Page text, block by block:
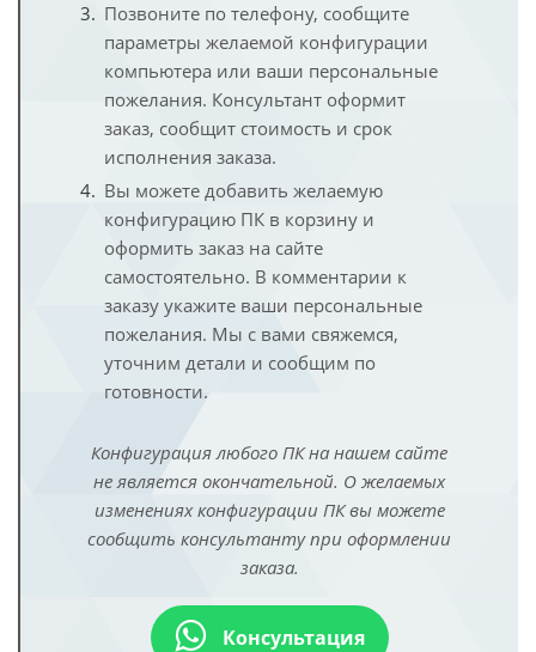
Позвоните по телефону, сообщите
параметры желаемой конфигурации
компьютера или ваши персональные
пожелания. Консультант оформит
заказ, сообщит стоимость и срок
исполнения заказа.
Вы можете добавить желаемую
конфигурацию ПК в корзину и
оформить заказ на сайте
самостоятельно. В комментарии к
заказу укажите ваши персональные
пожелания. Мы с вами свяжемся,
уточним детали и сообщим по
готовности.
Конфигурация любого ПК на нашем сайте
не является окончательной. О желаемых
изменениях конфигурации ПК вы можете
сообщить консультанту при оформлении
заказа.
Консультация